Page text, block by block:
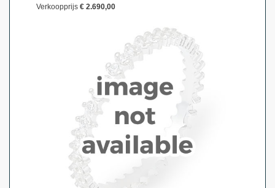
Verkoopprijs € 2.690,00